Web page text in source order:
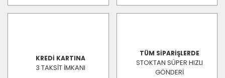
KREDİ KARTINA
3 TAKSİT İMKANI
TÜM SİPARİŞLERDE
STOKTAN SÜPER HIZLI
GÖNDERİ